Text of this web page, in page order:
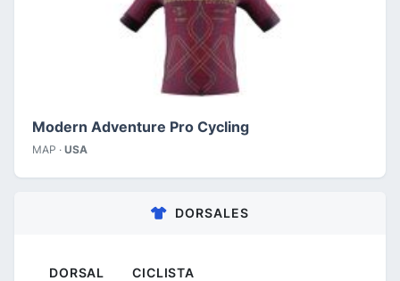
Modern Adventure Pro Cycling
MAP · USA
DORSALES
DORSAL CICLISTA